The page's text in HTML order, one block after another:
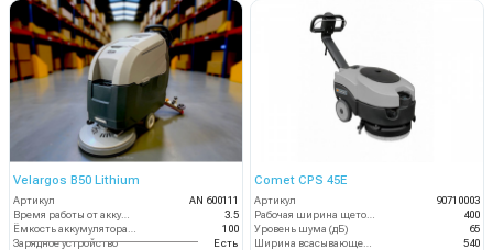
Velargos B50 Lithium
Артикул
AN 600111
Время работы от аккумуляторов (ч)
3.5
100
Зарядное устройство
Есть
Comet CPS 45E
Артикул
90710003
400
Уровень шума (дБ)
65
540